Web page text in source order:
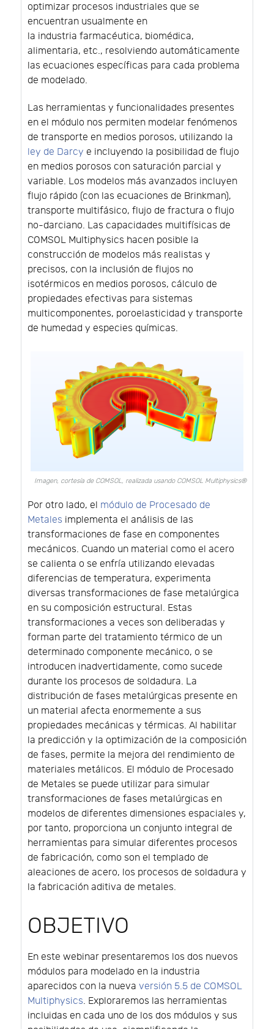
optimizar procesos industriales que se
encuentran usualmente en
la industria farmacéutica, biomédica,
alimentaria, etc., resolviendo automáticamente
las ecuaciones específicas para cada problema
de modelado.
Las herramientas y funcionalidades presentes
en el módulo nos permiten modelar fenómenos
de transporte en medios porosos, utilizando la
ley de Darcy e incluyendo la posibilidad de flujo
en medios porosos con saturación parcial y
variable. Los modelos más avanzados incluyen
flujo rápido (con las ecuaciones de Brinkman),
transporte multifásico, flujo de fractura o flujo
no-darciano. Las capacidades multifísicas de
COMSOL Multiphysics hacen posible la
construcción de modelos más realistas y
precisos, con la inclusión de flujos no
isotérmicos en medios porosos, cálculo de
propiedades efectivas para sistemas
multicomponentes, poroelasticidad y transporte
de humedad y especies químicas.
Imagen, cortesía de COMSOL, realizada usando COMSOL Multiphysics®
Por otro lado, el módulo de Procesado de
Metales implementa el análisis de las
transformaciones de fase en componentes
mecánicos. Cuando un material como el acero
se calienta o se enfría utilizando elevadas
diferencias de temperatura, experimenta
diversas transformaciones de fase metalúrgica
en su composición estructural. Estas
transformaciones a veces son deliberadas y
forman parte del tratamiento térmico de un
determinado componente mecánico, o se
introducen inadvertidamente, como sucede
durante los procesos de soldadura. La
distribución de fases metalúrgicas presente en
un material afecta enormemente a sus
propiedades mecánicas y térmicas. Al habilitar
la predicción y la optimización de la composición
de fases, permite la mejora del rendimiento de
materiales metálicos. El módulo de Procesado
de Metales se puede utilizar para simular
transformaciones de fases metalúrgicas en
modelos de diferentes dimensiones espaciales y,
por tanto, proporciona un conjunto integral de
herramientas para simular diferentes procesos
de fabricación, como son el templado de
aleaciones de acero, los procesos de soldadura y
la fabricación aditiva de metales.
OBJETIVO
En este webinar presentaremos los dos nuevos
módulos para modelado en la industria
aparecidos con la nueva versión 5.5 de COMSOL
Multiphysics. Exploraremos las herramientas
incluidas en cada uno de los dos módulos y sus